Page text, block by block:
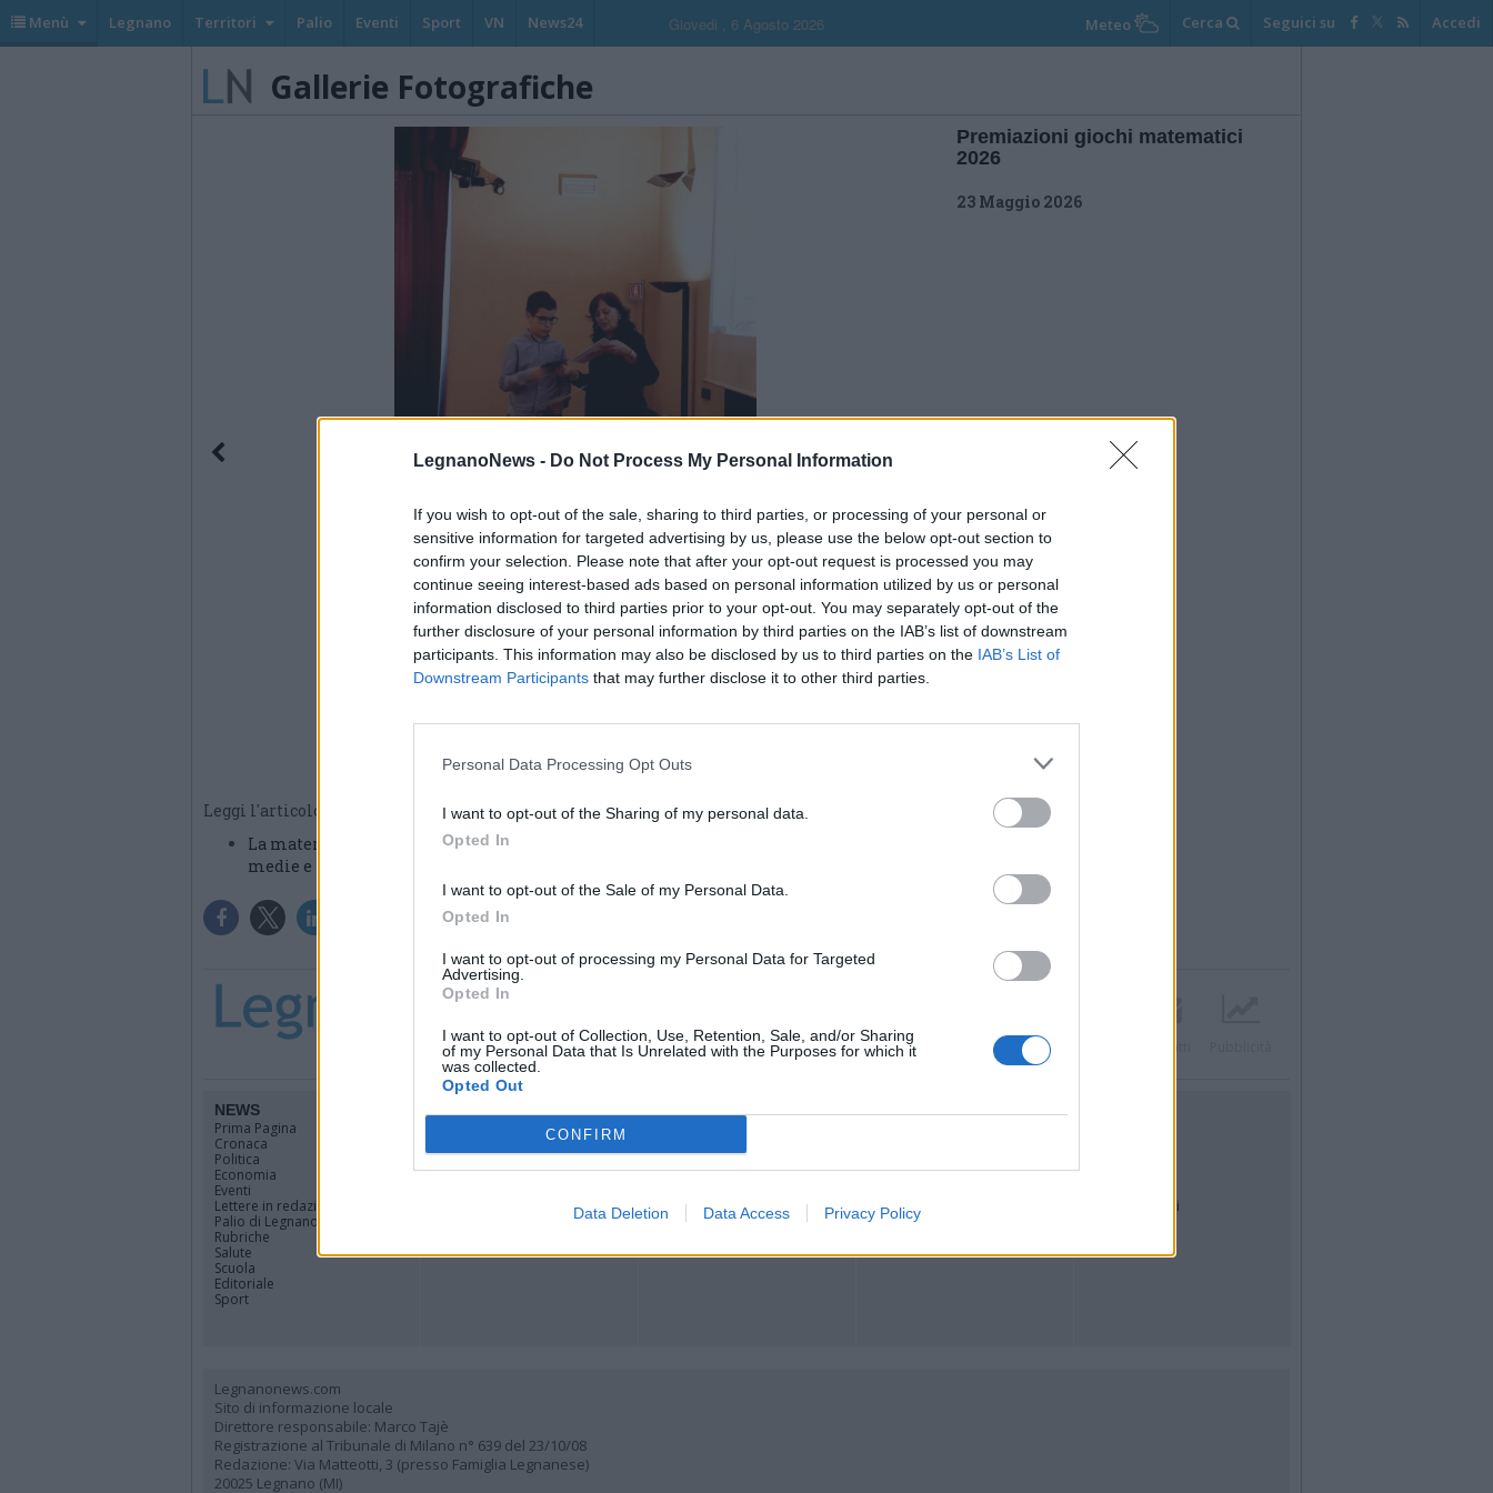
LegnanoNews - Do Not Process My Personal Information
If you wish to opt-out of the sale, sharing to third parties, or processing of your personal or
sensitive information for targeted advertising by us, please use the below opt-out section to
confirm your selection. Please note that after your opt-out request is processed you may
continue seeing interest-based ads based on personal information utilized by us or personal
information disclosed to third parties prior to your opt-out. You may separately opt-out of the
further disclosure of your personal information by third parties on the IAB’s list of downstream
participants. This information may also be disclosed by us to third parties on the IAB’s List of
Downstream Participants that may further disclose it to other third parties.
Personal Data Processing Opt Outs
I want to opt-out of the Sharing of my personal data.
Opted In
I want to opt-out of the Sale of my Personal Data.
Opted In
I want to opt-out of processing my Personal Data for Targeted
Advertising.
Opted In
I want to opt-out of Collection, Use, Retention, Sale, and/or Sharing
of my Personal Data that Is Unrelated with the Purposes for which it
was collected.
Opted Out
CONFIRM
Data Deletion Data Access Privacy Policy
Menù Legnano Territori Palio Eventi Sport VN News24 Giovedi , 6 Agosto 2026 Meteo Cerca Seguici su Accedi
Gallerie Fotografiche
4 di 11
Leggi l'articolo:
La matematica fa festa a Legnano: premiati i piccoli geni dei numeri tra elementari,
medie e liceo
Premiazioni giochi matematici
2026
23 Maggio 2026
Registrati Redazione Invia notizia Feed RSS Facebook Twitter
NEWS
Prima Pagina
Cronaca
Politica
Economia
Eventi
Lettere in redazione
Palio di Legnano
Rubriche
Salute
Scuola
Editoriale
Sport
TERRITORI
Rhodense
Varesotto
MULTIMEDIA COMUNITÀ
Animali
Articoli più letti
Legnanonews.com
Sito di informazione locale
Direttore responsabile: Marco Tajè
Registrazione al Tribunale di Milano n° 639 del 23/10/08
Redazione: Via Matteotti, 3 (presso Famiglia Legnanese)
20025 Legnano (MI)